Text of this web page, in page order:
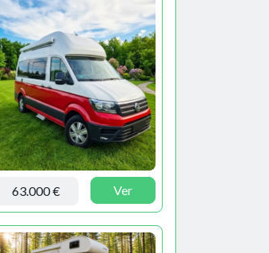
63.000 € Ver